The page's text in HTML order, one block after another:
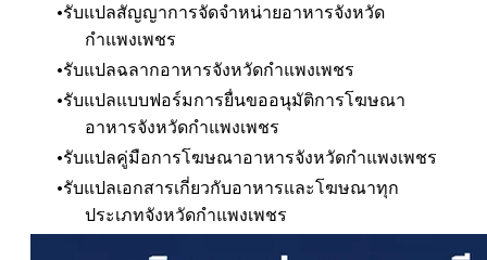
รับแปลสัญญาการจัดจำหน่ายอาหารจังหวัด
กำแพงเพชร
รับแปลฉลากอาหารจังหวัดกำแพงเพชร
รับแปลแบบฟอร์มการยื่นขออนุมัติการโฆษณา
อาหารจังหวัดกำแพงเพชร
รับแปลคู่มือการโฆษณาอาหารจังหวัดกำแพงเพชร
รับแปลเอกสารเกี่ยวกับอาหารและโฆษณาทุก
ประเภทจังหวัดกำแพงเพชร